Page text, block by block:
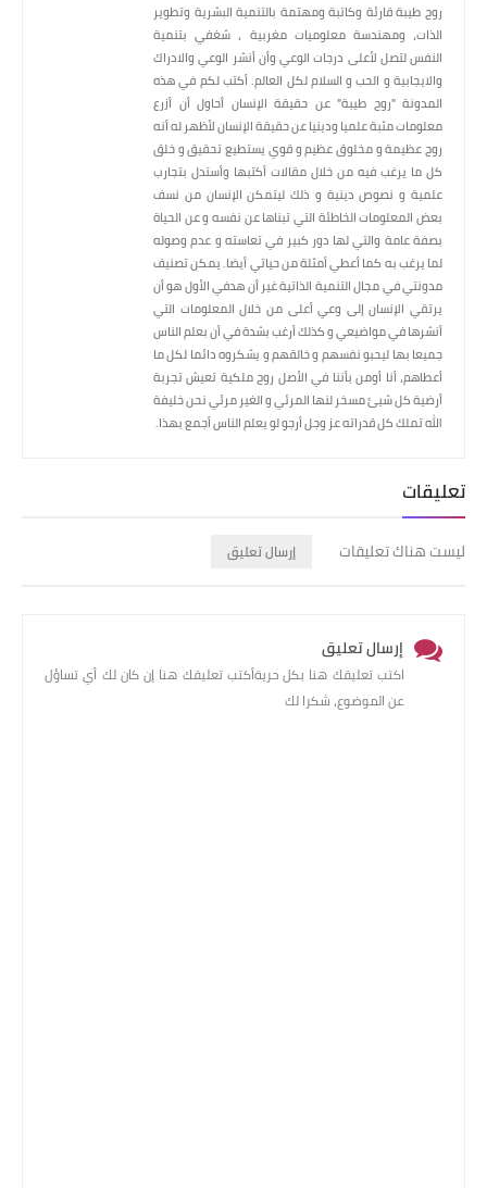
روح طيبة قارئة وكاتبة ومهتمة بالتنمية البشرية وتطوير
الذات، ومهندسة معلوميات مغربية ، شغفي بتنمية
النفس لتصل لأعلى درجات الوعي وأن أنشر الوعي والادراك
والايجابية و الحب و السلام لكل العالم. أكتب لكم في هذه
المدونة "روح طيبة" عن حقيقة الإنسان أحاول أن أزرع
معلومات مثبة علميا ودينيا عن حقيقة الإنسان لأظهر له أنه
روح عظيمة و مخلوق عظيم و قوي يستطيع تحقيق و خلق
كل ما يرغب فيه من خلال مقالات أكتبها وأستدل بتجارب
علمية و نصوص دينية و ذلك ليتمكن الإنسان من نسف
بعض المعلومات الخاطئة التي تبناها عن نفسه و عن الحياة
بصفة عامة والتي لها دور كبير في تعاسته و عدم وصوله
لما يرغب به كما أعطي أمثلة من حياتي أيضا. يمكن تصنيف
مدونتي في مجال التنمية الذاتية غير أن هدفي الأول هو أن
يرتقي الإنسان إلى وعي أعلى من خلال المعلومات التي
أنشرها في مواضيعي و كذلك أرغب بشدة في أن بعلم الناس
جميعا بها ليحبو نفسهم و خالقهم و يشكروه دائما لكل ما
أعطاهم، أنا أومن بأننا في الأصل روح ملكية تعيش تجربة
أرضية كل شيئ مسخر لنها المرئي و الغير مرئي نحن خليفة
الله تملك كل قدراته عز وجل أرجو لو يعلم الناس أجمع بهذا.
تعليقات
ليست هناك تعليقات إرسال تعليق
إرسال تعليق
اكتب تعليقك هنا بكل حريةأكتب تعليقك هنا إن كان لك أي تساؤل
عن الموضوع، شكرا لك